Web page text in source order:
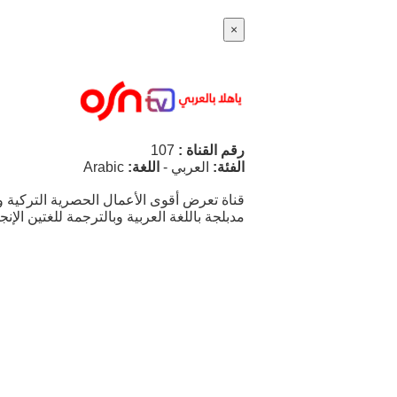
×
رقم القناة : 107
الفئة: العربي - اللغة: Arabic
قناة تعرض أقوى الأعمال الحصرية التركية
مدبلجة باللغة العربية وبالترجمة للغتين